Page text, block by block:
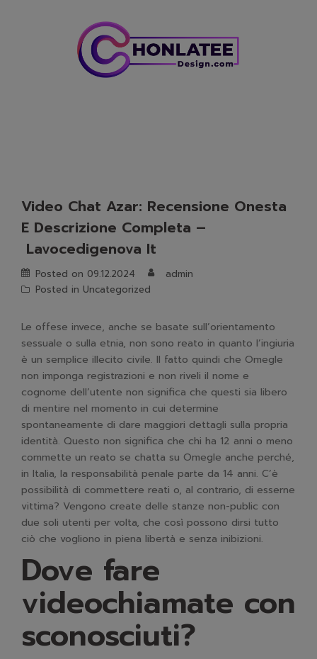
Video Chat Azar: Recensione Onesta
E Descrizione Completa –
Lavocedigenova It
Posted on 09.12.2024
admin
Posted in Uncategorized
Le offese invece, anche se basate sull’orientamento
sessuale o sulla etnia, non sono reato in quanto l’ingiuria
è un semplice illecito civile. Il fatto quindi che Omegle
non imponga registrazioni e non riveli il nome e
cognome dell’utente non significa che questi sia libero
di mentire nel momento in cui determine
spontaneamente di dare maggiori dettagli sulla propria
identità. Questo non significa che chi ha 12 anni o meno
commette un reato se chatta su Omegle anche perché,
in Italia, la responsabilità penale parte da 14 anni. C’è
possibilità di commettere reati o, al contrario, di esserne
vittima? Vengono create delle stanze non-public con
due soli utenti per volta, che così possono dirsi tutto
ciò che vogliono in piena libertà e senza inibizioni.
Dove fare
videochiamate con
sconosciuti?